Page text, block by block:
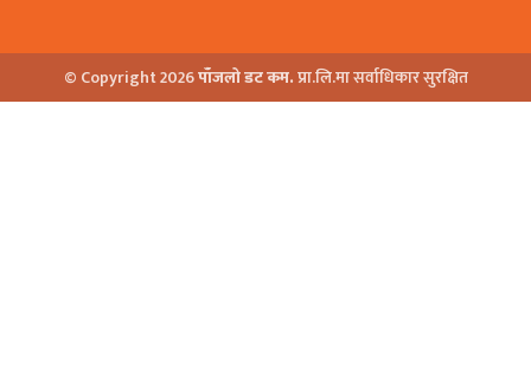
© Copyright 2026पाँजलो डट कम.प्रा.लि.मा सर्वाधिकार सुरक्षित